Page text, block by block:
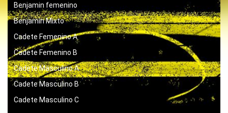
Benjamin femenino
Benjamín Mixto
Cadete Femenino A
Cadete Femenino B
Cadete Masculino A
Cadete Masculino B
Cadete Masculino C